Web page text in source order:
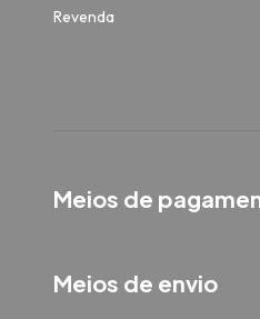
Revenda
Meios de
Meios de envio